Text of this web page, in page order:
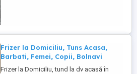
Frizer la Domiciliu, Tuns Acasa,
Barbati, Femei, Copii, Bolnavi
Frizer la Domiciliu, tund la dv acasă în